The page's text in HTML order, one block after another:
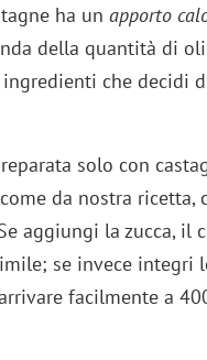
ha unapporto
della quantità di
che decidi
solo con
da nostra ricetta,
aggiungi la zucca, il
se invece integri
facilmente a